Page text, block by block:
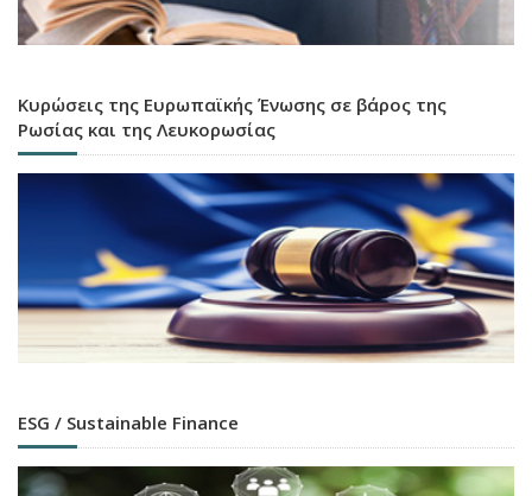
Κυρώσεις της Ευρωπαϊκής Ένωσης σε βάρος της
Ρωσίας και της Λευκορωσίας
ESG / Sustainable Finance